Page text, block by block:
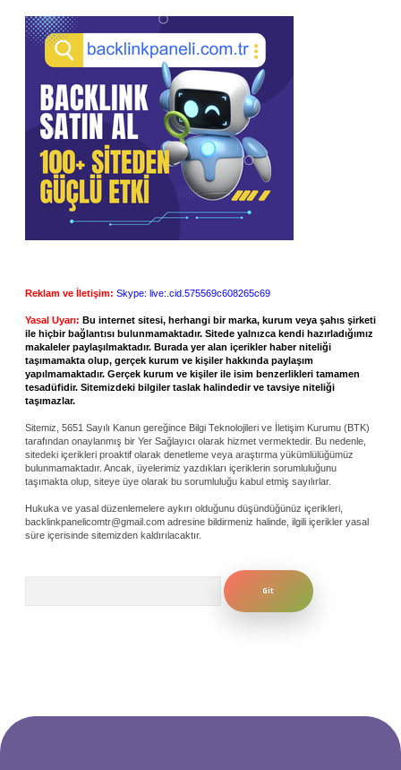
Reklam ve İletişim: Skype: live:.cid.575569c608265c69
Yasal Uyarı: Bu internet sitesi, herhangi bir marka, kurum veya şahıs şirketi
ile hiçbir bağlantısı bulunmamaktadır. Sitede yalnızca kendi hazırladığımız
makaleler paylaşılmaktadır. Burada yer alan içerikler haber niteliği
taşımamakta olup, gerçek kurum ve kişiler hakkında paylaşım
yapılmamaktadır. Gerçek kurum ve kişiler ile isim benzerlikleri tamamen
tesadüfidir. Sitemizdeki bilgiler taslak halindedir ve tavsiye niteliği
taşımazlar.
Sitemiz, 5651 Sayılı Kanun gereğince Bilgi Teknolojileri ve İletişim Kurumu (BTK)
tarafından onaylanmış bir Yer Sağlayıcı olarak hizmet vermektedir. Bu nedenle,
sitedeki içerikleri proaktif olarak denetleme veya araştırma yükümlülüğümüz
bulunmamaktadır. Ancak, üyelerimiz yazdıkları içeriklerin sorumluluğunu
taşımakta olup, siteye üye olarak bu sorumluluğu kabul etmiş sayılırlar.
Hukuka ve yasal düzenlemelere aykırı olduğunu düşündüğünüz içerikleri,
backlinkpanelicomtr@gmail.com adresine bildirmeniz halinde, ilgili içerikler yasal
süre içerisinde sitemizden kaldırılacaktır.